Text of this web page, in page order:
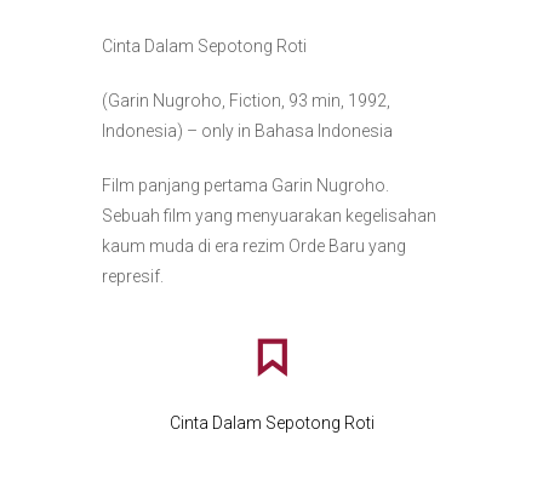
Cinta Dalam Sepotong Roti
(Garin Nugroho, Fiction, 93 min, 1992,
Indonesia) – only in Bahasa Indonesia
Film panjang pertama Garin Nugroho.
Sebuah film yang menyuarakan kegelisahan
kaum muda di era rezim Orde Baru yang
represif.
Cinta Dalam Sepotong Roti